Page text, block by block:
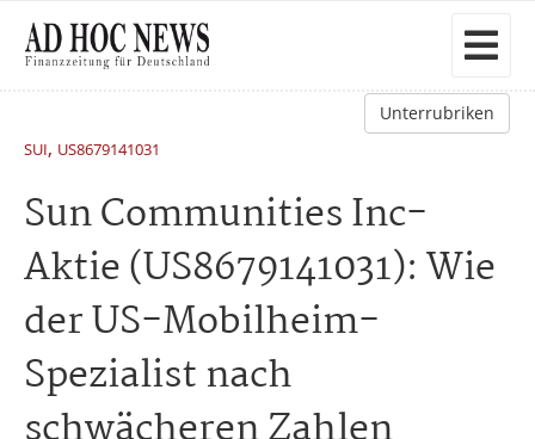
Unterrubriken
SUI, US8679141031
Sun Communities Inc-
Aktie (US8679141031): Wie
der US-Mobilheim-
Spezialist nach